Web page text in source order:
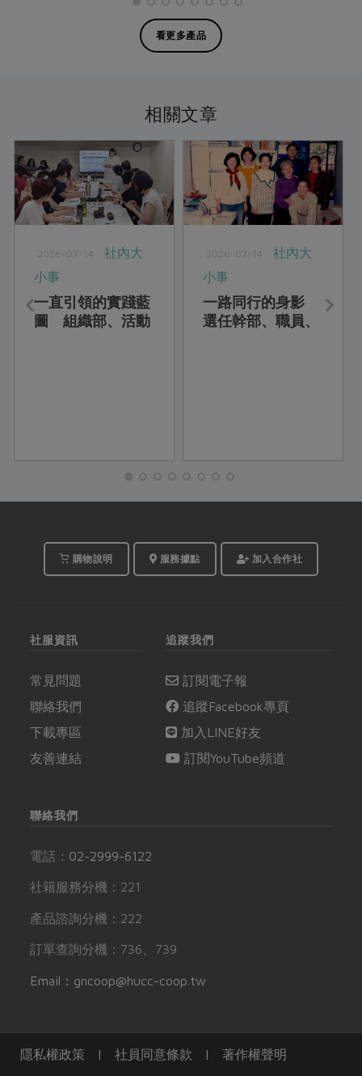
看更多產品
相關文章
2026-07-14
社內大
小事
一直引領的實踐藍
圖 組織部、活動
2026-07-14
社內大
小事
一路同行的身影
選任幹部、職員、
購物說明 服務據點 加入合作社
社服資訊
常見問題
聯絡我們
下載專區
友善連結
追蹤我們
訂閱電子報
追蹤Facebook專頁
加入LINE好友
訂閱YouTube頻道
聯絡我們
電話： 02-2999-6122
社籍服務分機：221
產品諮詢分機：222
訂單查詢分機：736、739
Email：gncoop@hucc-coop.tw
隱私權政策 | 社員同意條款 | 著作權聲明